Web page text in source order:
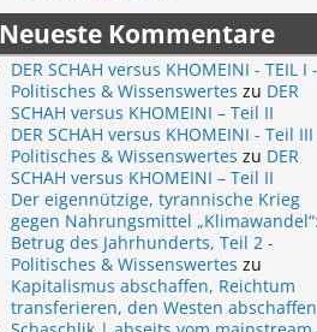
Neueste Kommentare
DER SCHAH versus KHOMEINI - TEIL I -
Politisches & Wissenswertes zu DER
SCHAH versus KHOMEINI – Teil II
DER SCHAH versus KHOMEINI - Teil III
Politisches & Wissenswertes zu DER
SCHAH versus KHOMEINI – Teil II
Der eigennützige, tyrannische Krieg
gegen Nahrungsmittel „Klimawandel“:
Betrug des Jahrhunderts, Teil 2 -
Politisches & Wissenswertes zu
Kapitalismus abschaffen, Reichtum
transferieren, den Westen abschaffen